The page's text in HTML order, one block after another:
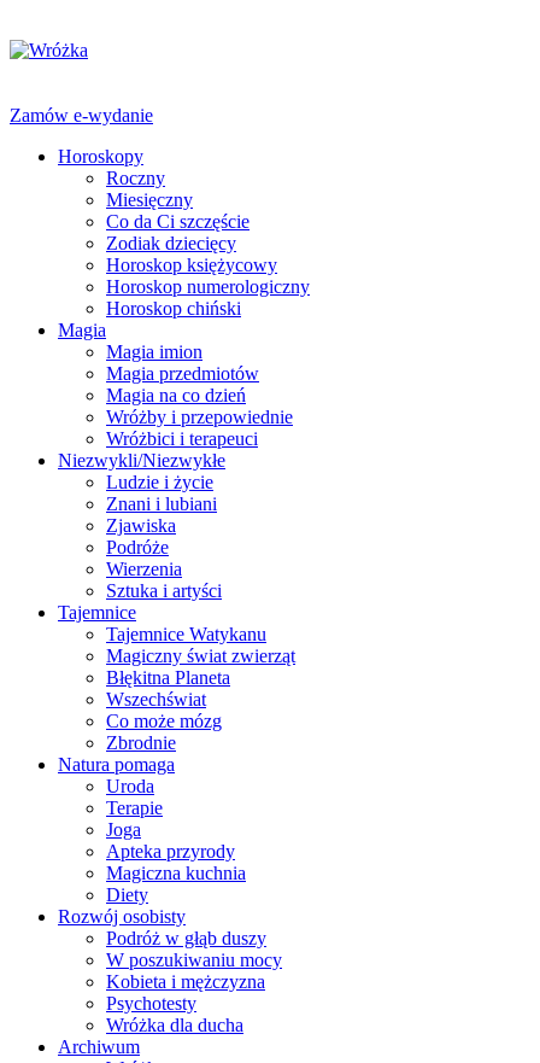
Zamów e-wydanie
Horoskopy
Roczny
Miesięczny
Co da Ci szczęście
Zodiak dziecięcy
Horoskop księżycowy
Horoskop numerologiczny
Horoskop chiński
Magia
Magia imion
Magia przedmiotów
Magia na co dzień
Wróżby i przepowiednie
Wróżbici i terapeuci
Niezwykli/Niezwykłe
Ludzie i życie
Znani i lubiani
Zjawiska
Podróże
Wierzenia
Sztuka i artyści
Tajemnice
Tajemnice Watykanu
Magiczny świat zwierząt
Błękitna Planeta
Wszechświat
Co może mózg
Zbrodnie
Natura pomaga
Uroda
Terapie
Joga
Apteka przyrody
Magiczna kuchnia
Diety
Rozwój osobisty
Podróż w głąb duszy
W poszukiwaniu mocy
Kobieta i mężczyzna
Psychotesty
Wróżka dla ducha
Archiwum